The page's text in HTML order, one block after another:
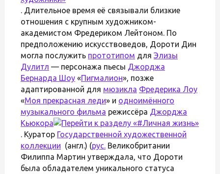
. Длительное время её связывали близкие
отношения с крупным художником-
академистом Фредериком Лейтоном. По
предположению искусствоведов, Дороти Дин
могла послужить прототипом для Элизы
Дулитл — персонажа пьесы Джорджа
Бернарда Шоу «Пигмалион», позже
адаптированной для мюзикла Фредерика Лоу
«Моя прекрасная леди» и одноимённого
музыкального фильма режиссёра Джорджа
Кьюкора
. Куратор Государственной художественной
коллекции (англ.) (рус. Великобритании
Филиппа Мартин утверждала, что Дороти
была обладателем уникального статуса